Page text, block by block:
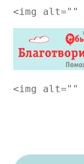
<img alt=""
<img alt=""